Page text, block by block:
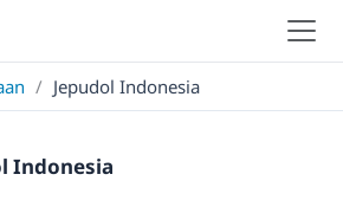
/ Jepudol Indonesia
Indonesia